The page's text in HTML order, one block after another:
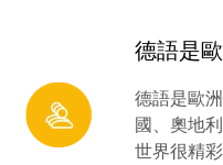
德語是
德語是歐
國、奧地
世界很精